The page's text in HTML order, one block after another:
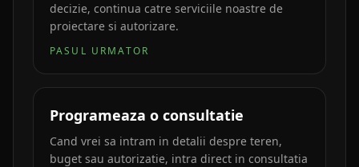
decizie, continua catre serviciile noastre de
proiectare si autorizare.
PASUL URMATOR
Programeaza o consultatie
Cand vrei sa intram in detalii despre teren,
buget sau autorizatie, intra direct in consultatia